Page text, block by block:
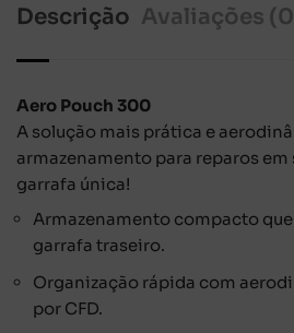
Descrição Avaliações
Aero Pouch 300
A solução mais prática e
armazenamento para reparos
garrafa única!
Armazenamento compacto
garrafa traseiro.
Organização rápida com
por CFD.